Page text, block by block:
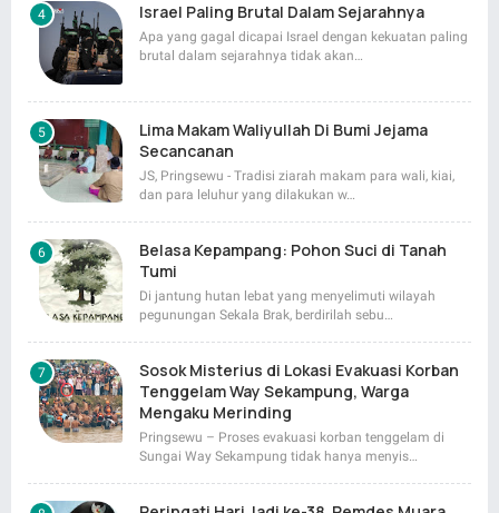
Israel Paling Brutal Dalam Sejarahnya
Apa yang gagal dicapai Israel dengan kekuatan paling
brutal dalam sejarahnya tidak akan…
Lima Makam Waliyullah Di Bumi Jejama
Secancanan
JS, Pringsewu - Tradisi ziarah makam para wali, kiai,
dan para leluhur yang dilakukan w…
Belasa Kepampang: Pohon Suci di Tanah
Tumi
Di jantung hutan lebat yang menyelimuti wilayah
pegunungan Sekala Brak, berdirilah sebu…
Sosok Misterius di Lokasi Evakuasi Korban
Tenggelam Way Sekampung, Warga
Mengaku Merinding
Pringsewu – Proses evakuasi korban tenggelam di
Sungai Way Sekampung tidak hanya menyis…